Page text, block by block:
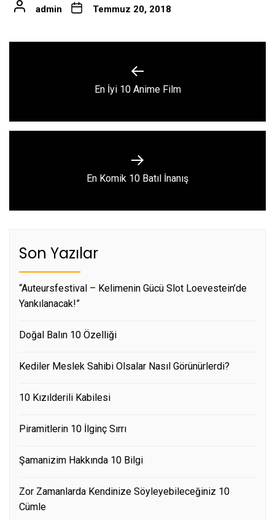
admin Temmuz 20, 2018
Previous
En İyi 10 Anime Film
Next
En Komik 10 Batıl İnanış
Son Yazılar
“Auteursfestival – Kelimenin Gücü Slot Loevestein’de
Yankılanacak!”
Doğal Balın 10 Özelliği
Kediler Meslek Sahibi Olsalar Nasıl Görünürlerdi?
10 Kızılderili Kabilesi
Piramitlerin 10 İlginç Sırrı
Şamanizim Hakkında 10 Bilgi
Zor Zamanlarda Kendinize Söyleyebileceğiniz 10
Cümle